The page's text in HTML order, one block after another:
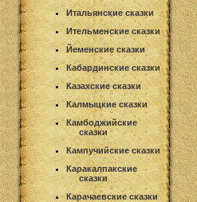
Итальянские сказки
Ительменские сказки
Йеменские сказки
Кабардинские сказки
Казахские сказки
Калмыцкие сказки
Камбоджийские
сказки
Кампучийские сказки
Каракалпакские
сказки
Карачаевские сказки